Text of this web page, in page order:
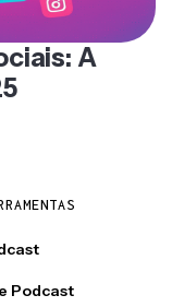
A
Podcast